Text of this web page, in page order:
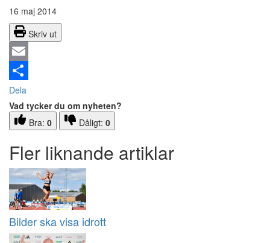
16 maj 2014
Skriv ut
Email
Dela
Vad tycker du om nyheten?
Bra: 0 Dåligt: 0
Fler liknande artiklar
Bilder ska visa idrott